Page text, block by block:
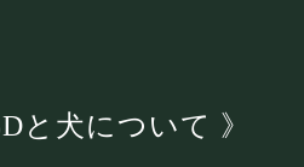
と犬について 》